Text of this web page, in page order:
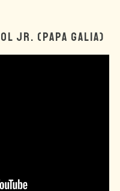
JR. (PAPA GALIA)